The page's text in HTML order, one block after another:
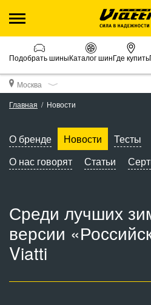
Подобрать шиныКаталог шинГде купить
Москва
Главная
Новости
О бренде Новости Тесты
О нас говорят
Статьи
Среди лучших
версии
Viatti